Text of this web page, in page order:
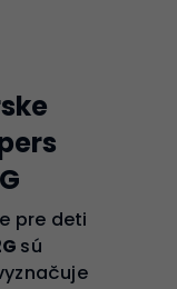
pre deti
sú